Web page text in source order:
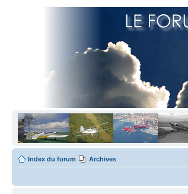
Index du forum Archives